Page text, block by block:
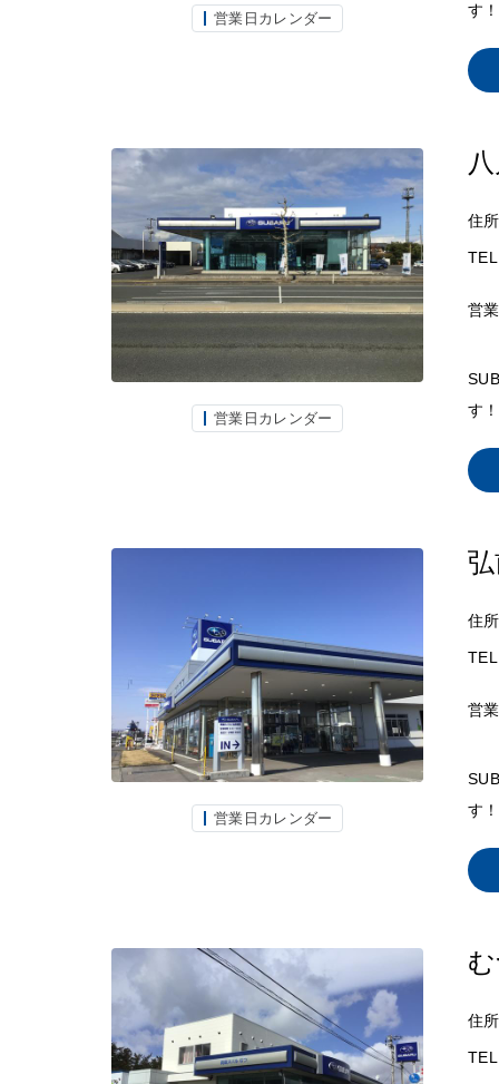
営業日カレンダー
す
営業日カレンダー
住所
TEL
営
す
営業日カレンダー
住所
TEL
営
す
住所
TEL